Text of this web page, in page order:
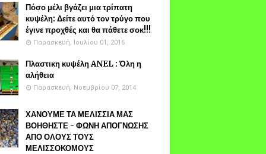
Πόσο μέλι βγάζει μια τρίπατη
κυψέλη: Δείτε αυτό τον τρύγο που
έγινε προχθές και θα πάθετε σοκ!!!
Παρασκευή, Ιουλίου 01, 2016
Πλαστικη κυψέλη ANEL : Όλη η
αλήθεια
Παρασκευή, Νοεμβρίου 07, 2014
ΧΑΝΟΥΜΕ ΤΑ ΜΕΛΙΣΣΙΑ ΜΑΣ
ΒΟΗΘΗΣΤΕ - ΦΩΝΗ ΑΠΟΓΝΩΣΗΣ
ΑΠΟ ΟΛΟΥΣ ΤΟΥΣ
ΜΕΛΙΣΣΟΚΟΜΟΥΣ